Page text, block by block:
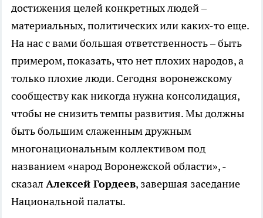
достижения целей конкретных людей –
материальных, политических или каких-то еще.
На нас с вами большая ответственность – быть
примером, показать, что нет плохих народов, а
только плохие люди. Сегодня воронежскому
сообществу как никогда нужна консолидация,
чтобы не снизить темпы развития. Мы должны
быть большим слаженным дружным
многонациональным коллективом под
названием «народ Воронежской области», -
сказал Алексей Гордеев, завершая заседание
Национальной палаты.